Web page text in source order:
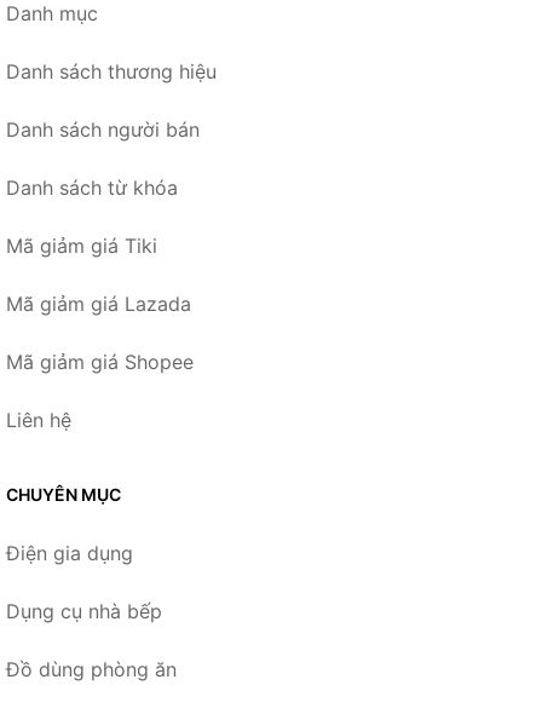
Danh mục
Danh sách thương hiệu
Danh sách người bán
Danh sách từ khóa
Mã giảm giá Tiki
Mã giảm giá Lazada
Mã giảm giá Shopee
Liên hệ
CHUYÊN MỤC
Điện gia dụng
Dụng cụ nhà bếp
Đồ dùng phòng ăn